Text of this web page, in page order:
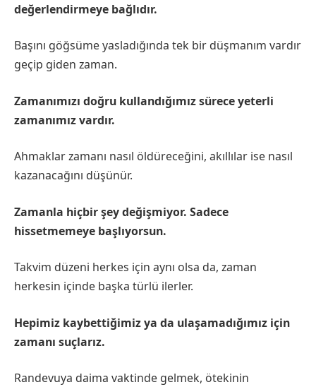
değerlendirmeye bağlıdır.
Başını göğsüme yasladığında tek bir düşmanım vardır
geçip giden zaman.
Zamanımızı doğru kullandığımız sürece yeterli
zamanımız vardır.
Ahmaklar zamanı nasıl öldüreceğini, akıllılar ise nasıl
kazanacağını düşünür.
Zamanla hiçbir şey değişmiyor. Sadece
hissetmemeye başlıyorsun.
Takvim düzeni herkes için aynı olsa da, zaman
herkesin içinde başka türlü ilerler.
Hepimiz kaybettiğimiz ya da ulaşamadığımız için
zamanı suçlarız.
Randevuya daima vaktinde gelmek, ötekinin